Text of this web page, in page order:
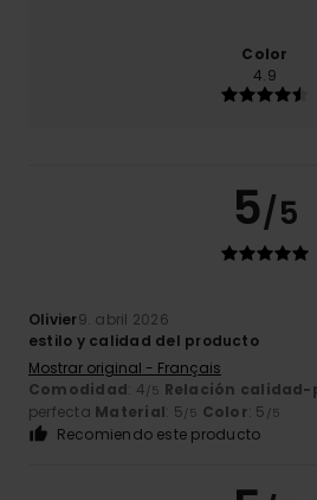
Color
4.9
5/5
Olivier9. abril 2026
estilo y calidad del producto
Mostrar original - Français
Comodidad: 4/5 Relación calidad-
perfecta Material: 5/5 Color: 5 /5
Recomiendo este producto